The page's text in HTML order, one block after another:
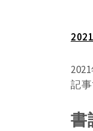
記事
書